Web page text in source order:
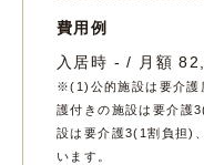
費用例
入居時 - / 月額
※(1)公的施設は要介護
護付きの施設は要介護
設は要介護3(1割負担)
います。